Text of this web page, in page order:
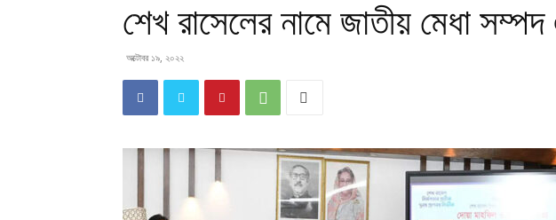
শেখ রাসেলের নামে জাতীয় মেধা
অক্টোবর ১৯, ২০২২